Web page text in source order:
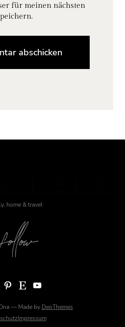
für meinen nächsten
home & travel
Pinterest Etsy YouTube
— Made by DeoThemes
Impressum